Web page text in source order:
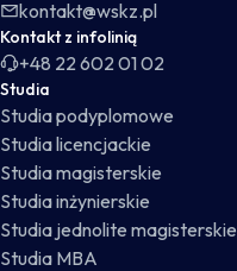
kontakt@wskz.pl
Kontakt z infolinią
+48 22 602 01 02
Studia
Studia podyplomowe
Studia licencjackie
Studia magisterskie
Studia inżynierskie
Studia jednolite magisterskie
Studia MBA